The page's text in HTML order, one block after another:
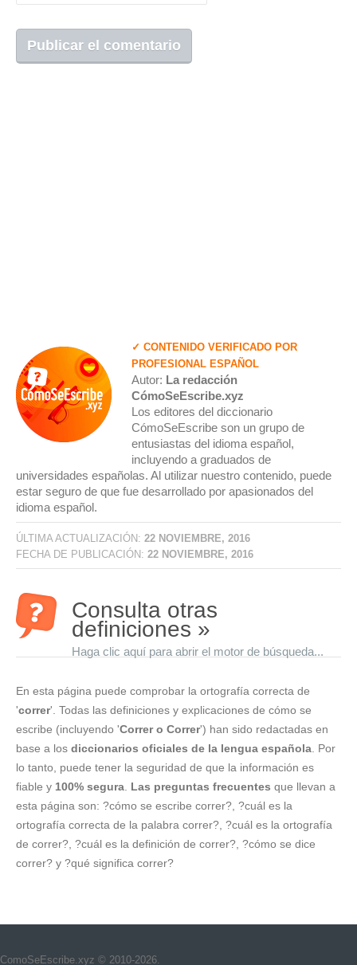
✓ CONTENIDO VERIFICADO POR
PROFESIONAL ESPAÑOL
Autor: La redacción
CómoSeEscribe.xyz
Los editores del diccionario
CómoSeEscribe son un grupo de
entusiastas del idioma español,
incluyendo a graduados de
universidades españolas. Al utilizar nuestro contenido, puede
estar seguro de que fue desarrollado por apasionados del
idioma español.
ÚLTIMA ACTUALIZACIÓN: 22 NOVIEMBRE, 2016
FECHA DE PUBLICACIÓN: 22 NOVIEMBRE, 2016
Consulta otras
definiciones »
Haga clic aquí para abrir el motor de búsqueda...
En esta página puede comprobar la ortografía correcta de
'correr'. Todas las definiciones y explicaciones de cómo se
escribe (incluyendo 'Correr o Correr') han sido redactadas en
base a los diccionarios oficiales de la lengua española . Por
lo tanto, puede tener la seguridad de que la información es
fiable y 100% segura Las preguntas frecuentes que llevan a
esta página son: ?cómo se escribe correr?, ?cuál es la
ortografía correcta de la palabra correr?, ?cuál es la ortografía
de correr?, ?cuál es la definición de correr?, ?cómo se dice
correr? y ?qué significa correr?
ComoSeEscribe.xyz © 2010-2026.